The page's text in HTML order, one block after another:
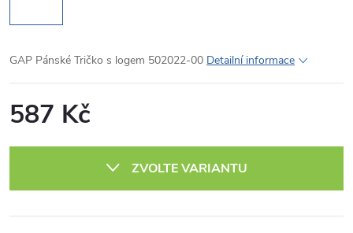
GAP Pánské Tričko s logem 502022-00 Detailní informace
587 Kč
ZVOLTE VARIANTU